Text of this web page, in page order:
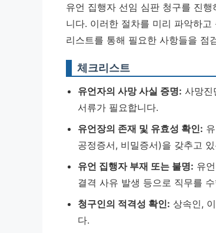
유언 집행자 선임 심판 청구를 진
니다. 이러한 절차를 미리 파악하
리스트를 통해 필요한 사항들을 점
체크리스트
유언자의 사망 사실 증명: 사망진
서류가 필요합니다.
유언장의 존재 및 유효성 확인:
공정증서, 비밀증서)을 갖추고
유언 집행자 부재 또는 불명: 유
결격 사유 발생 등으로 직무를
청구인의 적격성 확인: 상속인,
다.